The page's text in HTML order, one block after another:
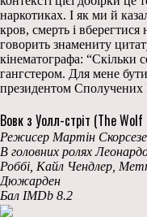
наркотиках. І як ми й
кров, смерть і вберегтися
говорить знамениту
кінематографа: “Скільки
гангстером. Для мене
президентом Сполучених
Вовк з Уолл-стріт (The
Режисер Мартін Скорсезе
В головних ролях
Роббі, Кайл Чендлер,
Дюжарден
Бал IMDb 8.2